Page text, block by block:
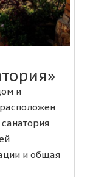
и
и общая